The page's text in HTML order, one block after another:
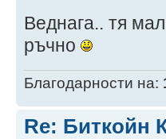
Веднага.. тя
ръчно
Благодарности на:
Re: Биткойн